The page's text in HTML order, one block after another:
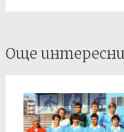
Post
navigation
Още